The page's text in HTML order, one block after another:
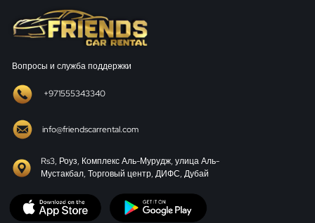
Вопросы и служба поддержки
+971555343340
info@friendscarrental.com
Rs3, Роуз, Комплекс Аль-Мурудж, улица Аль-
Мустакбал, Торговый центр, ДИФС, Дубай